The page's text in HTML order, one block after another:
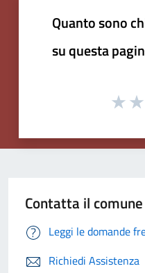
Quanto sono
su questa
Contatta il comune
Leggi le domande
Richiedi Assistenza